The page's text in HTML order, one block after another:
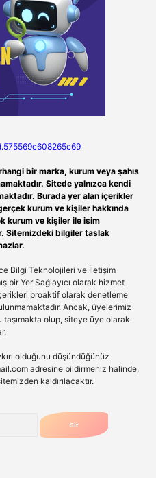
bir marka, kurum veya şahıs
Sitede yalnızca kendi
Burada yer alan içerikler
kurum ve kişiler hakkında
kurum ve kişiler ile isim
Sitemizdeki bilgiler taslak
Bilgi Teknolojileri ve İletişim
bir Yer Sağlayıcı olarak hizmet
proaktif olarak denetleme
Ancak, üyelerimiz
taşımakta olup, siteye üye olarak
olduğunu düşündüğünüz
adresine bildirmeniz halinde,
kaldırılacaktır.